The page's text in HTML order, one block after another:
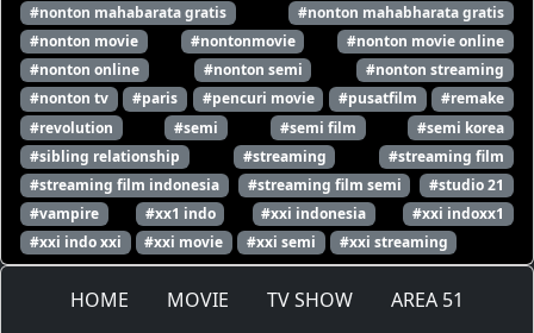
#nonton mahabarata gratis
#nonton mahabharata gratis
#nonton movie
#nontonmovie
#nonton movie online
#nonton online
#nonton semi
#nonton streaming
#nonton tv
#paris #pencuri movie #pusatfilm
#remake
#revolution
#semi #semi film
#semi korea
#sibling relationship
#streaming
#streaming film
#streaming film indonesia
#streaming film semi
#studio 21
#vampire
#xx1 indo #xxi indonesia
#xxi indoxx1
#xxi indo xxi
#xxi movie #xxi semi #xxi streaming
HOME MOVIE TV SHOW
AREA 51